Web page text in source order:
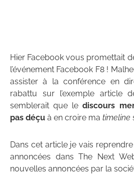
Hier Facebook vous promettait
l’événement Facebook F8 !
assister à la conférence en
rabattu sur l’exemple article
semblerait que lediscours
pas déçu à en croire ma timeline
Dans cet article je vais
annoncées dans The Next
nouvelles annoncées par la